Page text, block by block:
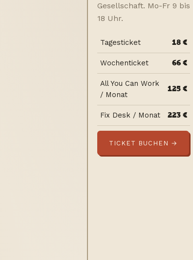
Gesellschaft. Mo-Fr 9 bis
18 Uhr.
Tagesticket 18 €
Wochenticket 66 €
All You Can Work
/ Monat
125 €
Fix Desk / Monat 223 €
TICKET BUCHEN →